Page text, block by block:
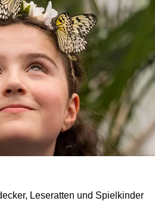
Leseratten und Spielkinder